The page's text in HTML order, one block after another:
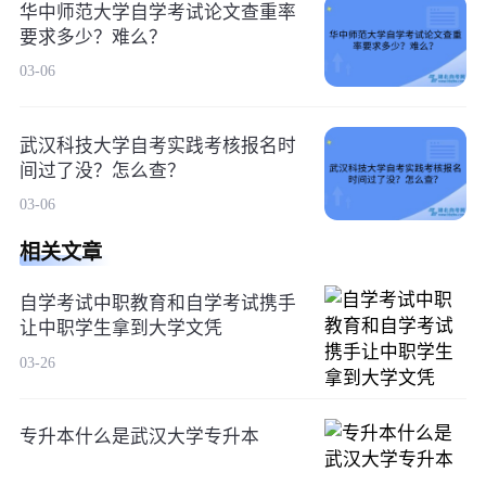
华中师范大学自学考试论文查重率
要求多少？难么？
03-06
武汉科技大学自考实践考核报名时
间过了没？怎么查？
03-06
相关文章
自学考试中职教育和自学考试携手
让中职学生拿到大学文凭
03-26
专升本什么是武汉大学专升本